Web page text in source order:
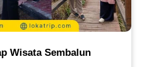
Wisata Sembalun